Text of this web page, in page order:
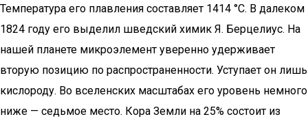
Температура его плавления составляет 1414 °C. В далеком
1824 году его выделил шведский химик Я. Берцелиус. На
нашей планете микроэлемент уверенно удерживает
вторую позицию по распространенности. Уступает он лишь
кислороду. Во вселенских масштабах его уровень немного
ниже — седьмое место. Кора Земли на 25% состоит из